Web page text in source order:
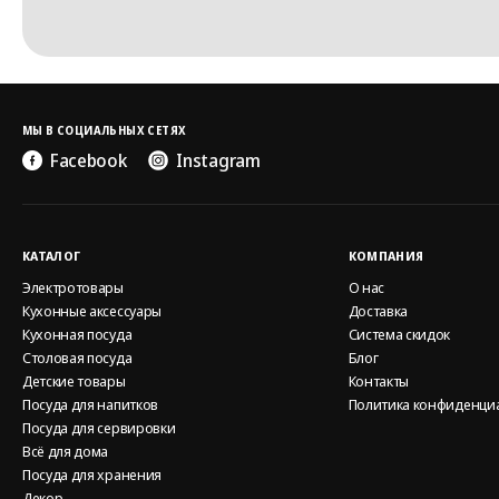
МЫ В СОЦИАЛЬНЫХ СЕТЯХ
Facebook Instagram
КАТАЛОГ
Электротовары
Кухонные аксессуары
Кухонная посуда
Столовая посуда
Детские товары
Посуда для напитков
Посуда для сервировки
Всё для дома
Посуда для хранения
КОМПАНИЯ
О нас
Доставка
Система скидок
Блог
Контакты
Политика